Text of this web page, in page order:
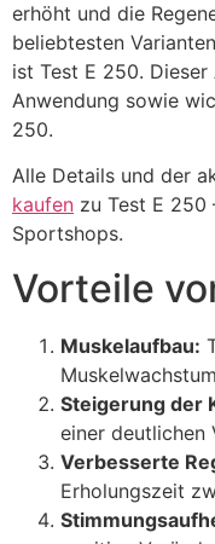
erhöht und die
beliebtesten
ist Test E 250.
Anwendung sowie
250.
Alle Details und der
kaufen zu Test E 250
Sportshops.
Vorteile
Muskelaufbau:
Steigerung der
einer deutlichen
Verbesserte
Erholungszeit